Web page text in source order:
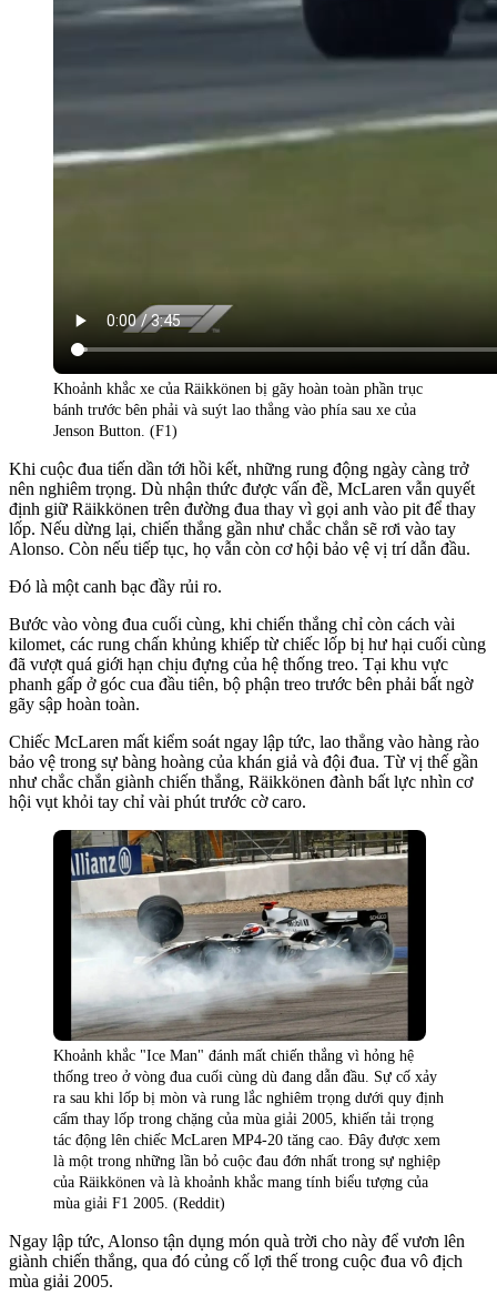
Khoảnh khắc xe của Räikkönen bị gãy hoàn toàn phần trục
bánh trước bên phải và suýt lao thẳng vào phía sau xe của
Jenson Button. (F1)
Khi cuộc đua tiến dần tới hồi kết, những rung động ngày càng trở
nên nghiêm trọng. Dù nhận thức được vấn đề, McLaren vẫn quyết
định giữ Räikkönen trên đường đua thay vì gọi anh vào pit để thay
lốp. Nếu dừng lại, chiến thắng gần như chắc chắn sẽ rơi vào tay
Alonso. Còn nếu tiếp tục, họ vẫn còn cơ hội bảo vệ vị trí dẫn đầu.
Đó là một canh bạc đầy rủi ro.
Bước vào vòng đua cuối cùng, khi chiến thắng chỉ còn cách vài
kilomet, các rung chấn khủng khiếp từ chiếc lốp bị hư hại cuối cùng
đã vượt quá giới hạn chịu đựng của hệ thống treo. Tại khu vực
phanh gấp ở góc cua đầu tiên, bộ phận treo trước bên phải bất ngờ
gãy sập hoàn toàn.
Chiếc McLaren mất kiểm soát ngay lập tức, lao thẳng vào hàng rào
bảo vệ trong sự bàng hoàng của khán giả và đội đua. Từ vị thế gần
như chắc chắn giành chiến thắng, Räikkönen đành bất lực nhìn cơ
hội vụt khỏi tay chỉ vài phút trước cờ caro.
Khoảnh khắc "Ice Man" đánh mất chiến thắng vì hỏng hệ
thống treo ở vòng đua cuối cùng dù đang dẫn đầu. Sự cố xảy
ra sau khi lốp bị mòn và rung lắc nghiêm trọng dưới quy định
cấm thay lốp trong chặng của mùa giải 2005, khiến tải trọng
tác động lên chiếc McLaren MP4-20 tăng cao. Đây được xem
là một trong những lần bỏ cuộc đau đớn nhất trong sự nghiệp
của Räikkönen và là khoảnh khắc mang tính biểu tượng của
mùa giải F1 2005. (Reddit)
Ngay lập tức, Alonso tận dụng món quà trời cho này để vươn lên
giành chiến thắng, qua đó củng cố lợi thế trong cuộc đua vô địch
mùa giải 2005.